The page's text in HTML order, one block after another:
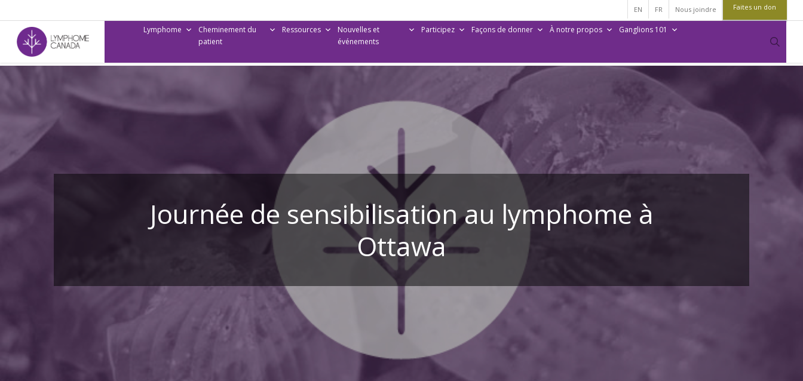
to
main
content
EN FR Nous joindre Faites un don
Lymphome
Cheminement du
patient
Ressources
Nouvelles et
événements
Participez Façons de donner À notre propos Ganglions 101
Journée de sensibilisation au lymphome à
Ottawa